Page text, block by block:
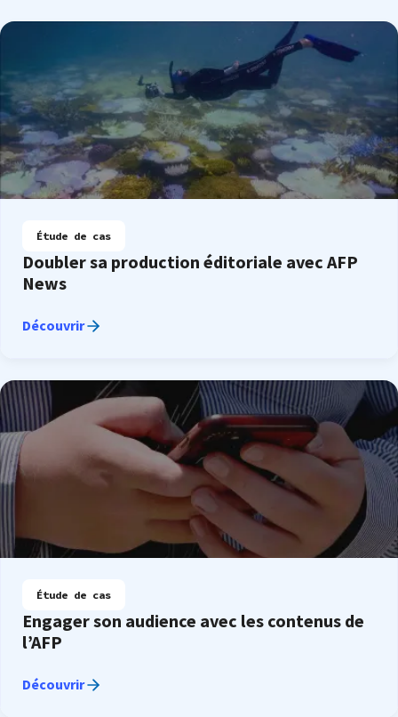
Étude de cas
Doubler sa production éditoriale avec AFP
News
Découvrir
Étude de cas
Engager son audience avec les contenus de
l’AFP
Découvrir